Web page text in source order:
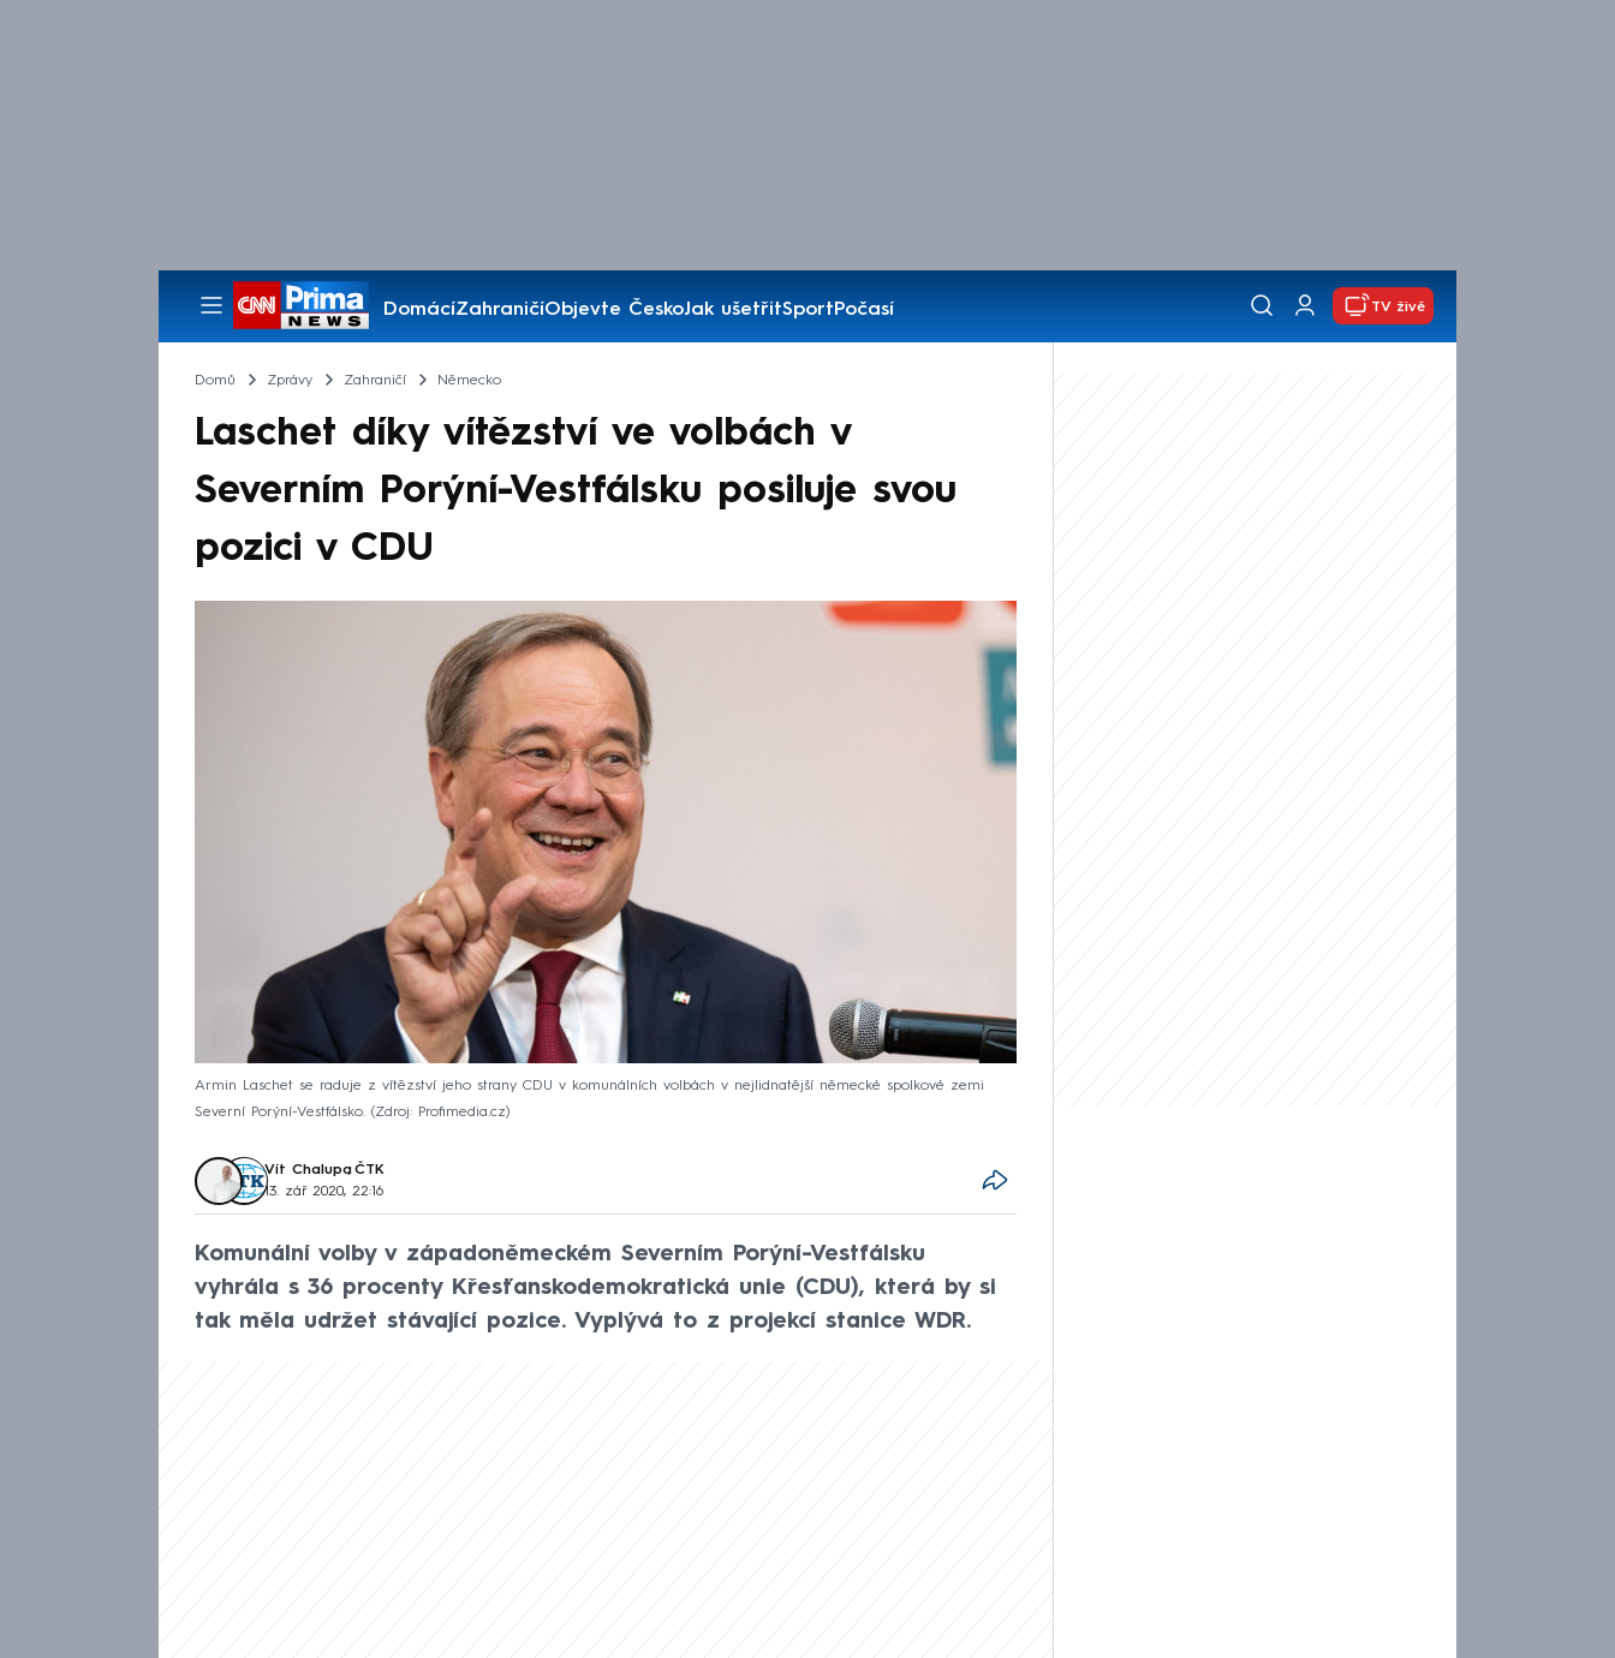
DomácíZahraničíObjevte ČeskoJak ušetřitSportPočasí
Pořady
TV živě
Domů Zprávy Zahraničí Německo
Laschet díky vítězství ve volbách v
Severním Porýní-Vestfálsku posiluje svou
pozici v CDU
Armin Laschet se raduje z vítězství jeho strany CDU v komunálních volbách v nejlidnatější německé spolkové zemi
Severní Porýní-Vestfálsko.
Zdroj: Profimedia.cz
Vít Chalupa, ČTK
13. zář 2020, 22:16
Komunální volby v západoněmeckém Severním Porýní-Vestfálsku
vyhrála s 36 procenty Křesťanskodemokratická unie (CDU), která by si
tak měla udržet stávající pozice. Vyplývá to z projekcí stanice WDR.